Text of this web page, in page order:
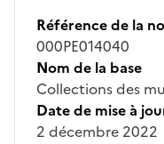
Référence de la
000PE014040
Nom de la base
Collections des
Date de mise à
2 décembre 2022